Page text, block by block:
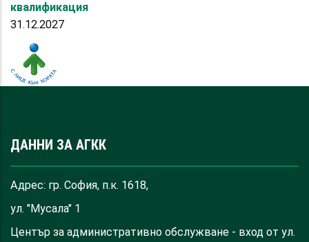
квалификация
31.12.2027
ДАННИ ЗА АГКК
Адрес: гр. София, п.к. 1618,
ул. "Мусала" 1
Център за административно обслужване - вход от ул.